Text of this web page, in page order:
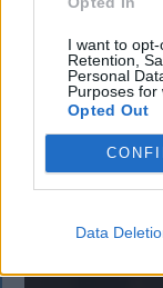
I want to opt-
Retention,
Personal
Purposes for
Opted Out
Data